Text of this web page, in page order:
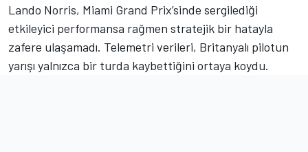
Lando Norris, Miami Grand Prix’sinde sergilediği
etkileyici performansa rağmen stratejik bir hatayla
zafere ulaşamadı. Telemetri verileri, Britanyalı pilotun
yarışı yalnızca bir turda kaybettiğini ortaya koydu.